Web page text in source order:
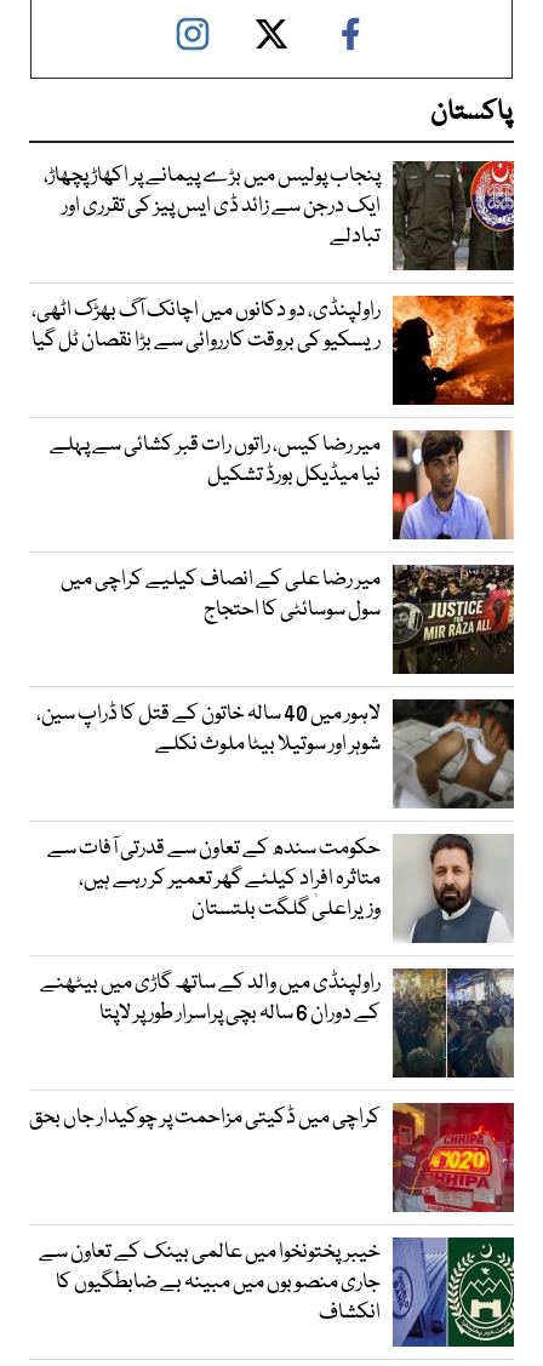
پاکستان
پنجاب پولیس میں بڑے پیمانے پر اکھاڑ پچھاڑ،
ایک درجن سے زائد ڈی ایس پیز کی تقرری اور
تبادلے
راولپنڈی، دو دکانوں میں اچانک آگ بھڑک اٹھی،
ریسکیو کی بروقت کارروائی سے بڑا نقصان ٹل گیا
میر رضا کیس، راتوں رات قبر کشائی سے پہلے
نیا میڈیکل بورڈ تشکیل
میر رضا علی کے انصاف کیلیے کراچی میں
سول سوسائٹی کا احتجاج
لاہور میں 40 سالہ خاتون کے قتل کا ڈراپ سین،
شوہر اور سوتیلا بیٹا ملوث نکلے
حکومت سندھ کے تعاون سے قدرتی آفات سے
متاثرہ افراد کیلئے گھر تعمیر کر رہے ہیں،
وزیراعلیٰ گلگت بلتستان
راولپنڈی میں والد کے ساتھ گاڑی میں بیٹھنے
کے دوران 6 سالہ بچی پراسرار طور پر لاپتا
کراچی میں ڈکیتی مزاحمت پر چوکیدار جاں بحق
خیبرپختونخوا میں عالمی بینک کے تعاون سے
جاری منصوبوں میں مبینہ بے ضابطگیوں کا
انکشاف